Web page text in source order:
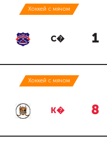
Хоккей с мячом
С� 1
Хоккей с мячом
К� 8